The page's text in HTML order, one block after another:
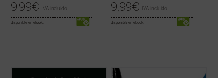
9,99€ IVA incluido
disponible en ebook:
9,99€ IVA incluido
disponible en ebook:
En 1550 comenzó un espectáculo insólito